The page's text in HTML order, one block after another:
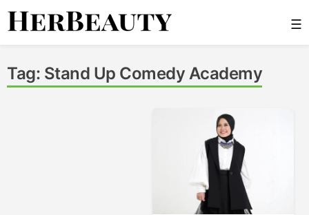
Skip
☰
Tag: Stand Up Comedy Academy